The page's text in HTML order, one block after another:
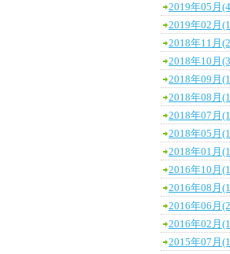
2019年05月
2019年02月
2018年11月
2018年10月
2018年09月
2018年08月
2018年07月
2018年05月
2018年01月
2016年10月
2016年08月
2016年06月
2016年02月
2015年07月